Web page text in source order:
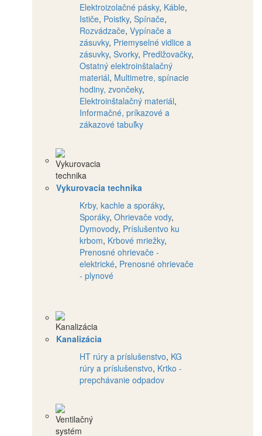
Elektroizolačné pásky, Káble,
Ističe, Poistky, Spínače,
Rozvádzače, Vypínače a
zásuvky, Priemyselné vidlice a
zásuvky, Svorky, Predlžovačky,
Ostatný elektroinštalačný
materiál, Multimetre, spínacie
hodiny, zvončeky,
Elektroinštalačný materiál,
Informačné, príkazové a
zákazové tabuľky
Vykurovacia technika
Krby, kachle a sporáky,
Sporáky, Ohrievače vody,
Dymovody, Príslušentvo ku
krbom, Krbové mriežky,
Prenosné ohrievače -
elektrické, Prenosné ohrievače
- plynové
Kanalizácia
HT rúry a príslušenstvo, KG
rúry a príslušenstvo, Krtko -
prepchávanie odpadov